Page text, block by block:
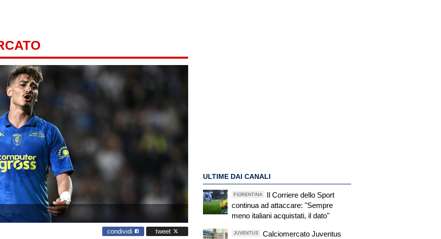
condividi tweet
ULTIME DAI CANALI
FIORENTINA
Il Corriere dello Sport
continua ad attaccare: "Sempre
meno italiani acquistati, il dato"
JUVENTUS
Calciomercato Juventus